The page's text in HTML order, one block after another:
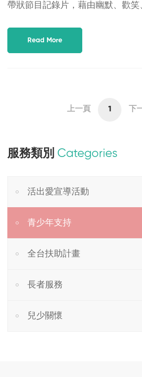
帶狀節目記錄片，藉由幽默、歡笑
Read More
上一頁 1 下
服務類別 Categories
活出愛宣導活動
青少年支持
全台扶助計畫
長者服務
兒少關懷